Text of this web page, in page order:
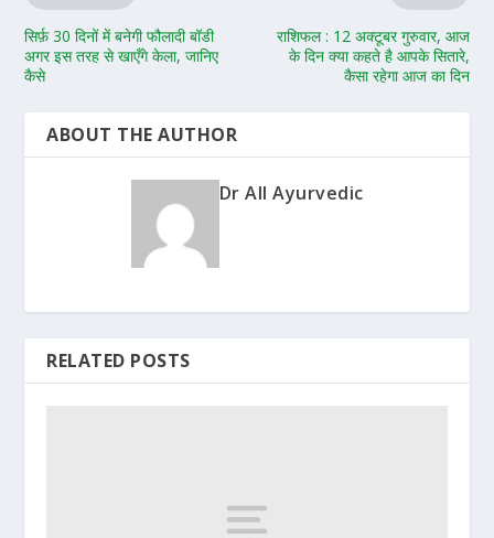
सिर्फ़ 30 दिनों में बनेगी फौलादी बॉडी
अगर इस तरह से खाएँगे केला, जानिए
कैसे
राशिफल : 12 अक्टूबर गुरुवार, आज
के दिन क्या कहते है आपके सितारे,
कैसा रहेगा आज का दिन
ABOUT THE AUTHOR
Dr All Ayurvedic
RELATED POSTS